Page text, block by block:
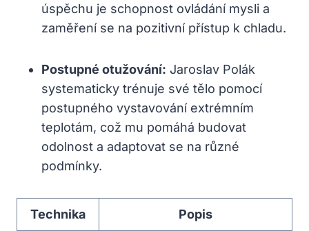
úspěchu je schopnost ovládání mysli ​a
zaměření⁢ se na ⁤pozitivní⁤ přístup k chladu.
Postupné otužování: Jaroslav⁣ Polák
systematicky ‍trénuje své tělo pomocí
postupného ‌vystavování extrémním
teplotám, což mu pomáhá budovat
odolnost ‌a adaptovat⁢ se ⁣na ‍různé
podmínky.
Technika Popis